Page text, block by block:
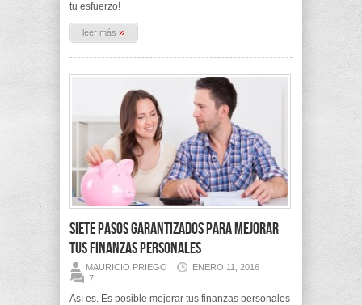
tu esfuerzo!
leer más »
Siete pasos garantizados para mejorar
tus finanzas personales
MAURICIO PRIEGO
ENERO 11, 2016
7
Así es. Es posible mejorar tus finanzas personales